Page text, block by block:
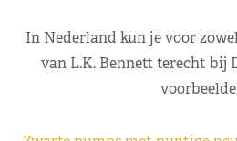
In Nederland kun je voor
van L.K. Bennett terecht bij